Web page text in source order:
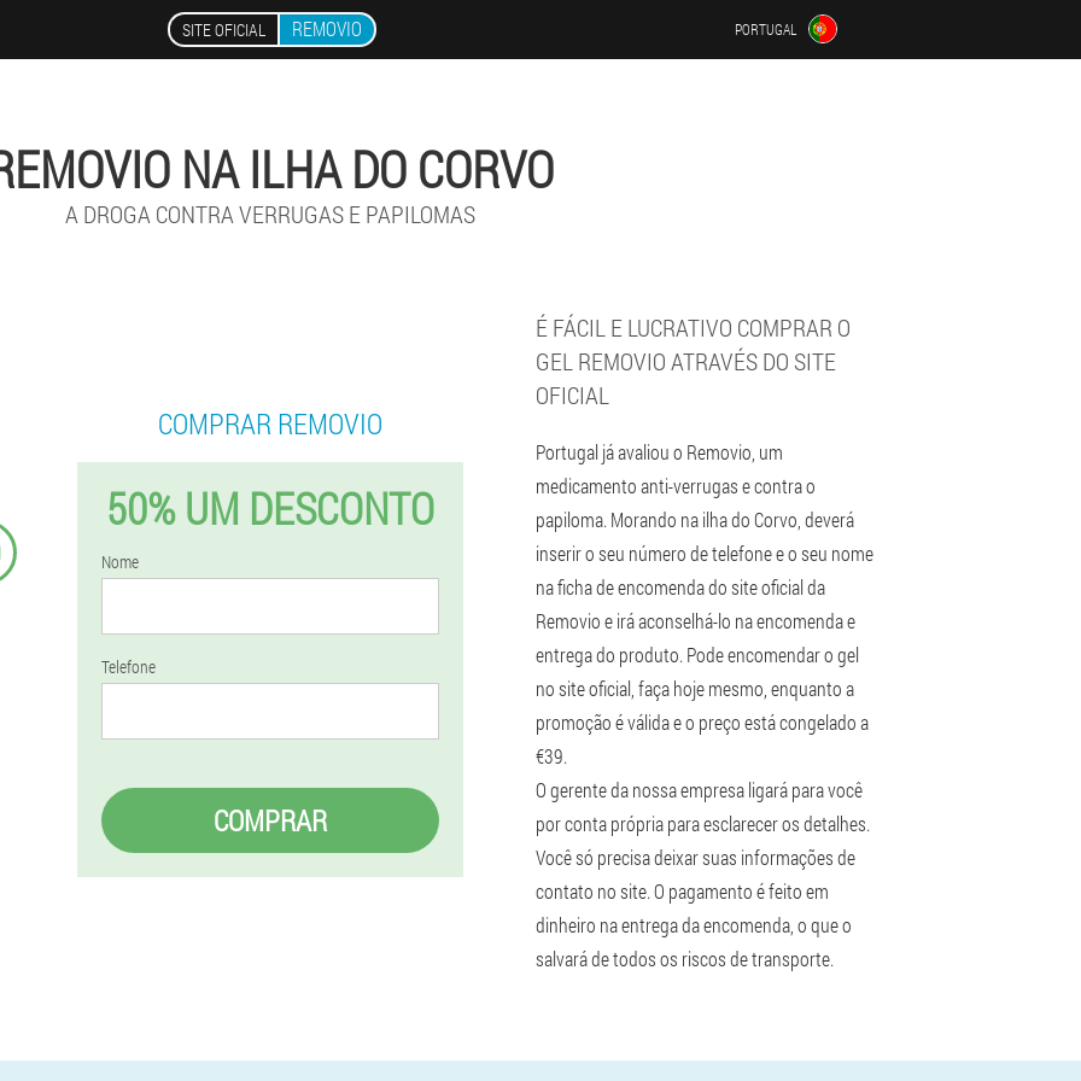
SITE OFICIAL REMOVIO PORTUGAL
NA ILHA DO CORVO
A DROGA CONTRA VERRUGAS E PAPILOMAS
COMPRAR REMOVIO
50% UM DESCONTO
Nome
Telefone
COMPRAR
É FÁCIL E LUCRATIVO COMPRAR O
GEL REMOVIO ATRAVÉS DO SITE
OFICIAL
Portugal já avaliou o Removio, um
medicamento anti-verrugas e contra o
papiloma. Morando na ilha do Corvo, deverá
inserir o seu número de telefone e o seu nome
na ficha de encomenda do site oficial da
Removio e irá aconselhá-lo na encomenda e
entrega do produto. Pode encomendar o gel
no site oficial, faça hoje mesmo, enquanto a
promoção é válida e o preço está congelado a
€39.
O gerente da nossa empresa ligará para você
por conta própria para esclarecer os detalhes.
Você só precisa deixar suas informações de
contato no site. O pagamento é feito em
dinheiro na entrega da encomenda, o que o
salvará de todos os riscos de transporte.